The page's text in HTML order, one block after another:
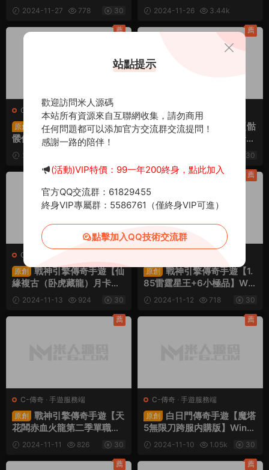
Win一鍵服務端+安卓蘋果雙
端+GM授權物品後台+視頻
架設教程
2024-11-27 778 30
務端+PC安卓蘋果三端+視
頻架設教程
2024-11-26
3.44k
C-傳奇 · 手遊服務端
原創
戰神引擎傳奇手遊【骷
髅傳說單職業第二季十大陸
[白豬3]】Win一鍵服務端
+安卓蘋果雙端+GM授權後
台+視頻架設教程
2024-11-15
薦
C-傳奇· 手遊服務端
原創 戰神引擎傳奇手遊【骷
髅傳說單職業七大陸[白豬
3]】Win一鍵服務端+安卓蘋
果雙端+GM授權後台+視頻
架設教程
30
薦
C-傳奇
原創
戰神引擎傳奇手遊【仙
緣複古（卧虎藏龍）月卡版
白豬3免授權】Win一鍵服務
端+安卓蘋果雙端+GM授權
後台+視頻架設教程
2024-11-13 924 30
薦
原創
戰神引擎傳奇手遊【1.
85雷霆星王+6小極品】Win
一鍵服務端+安卓蘋果雙端+
GM授權後台+視頻架設教程
2024-11-12 718 30
薦
C-傳奇 · 手遊服務端
原創
戰神引擎傳奇手遊【天
花闆赤血火龍第二季單職業
免授權版】Win一鍵服務端
+安卓蘋果雙端+GM授權後
台+客戶端授權源碼+視頻架
2024-11-11 826 30
薦
C-傳奇 · 手遊服務端
原創
白日門傳奇手遊【魔塔
5無限刀跨服内購版】Win一
鍵服務端+安卓+運營後台+
GM授權後台+視頻架設教程
2024-11-10 1.05k 30
薦
薦 薦
站點提示
歡迎訪問米人源碼
本站所有資源來自互聯網收集，請勿商用
任何問題都可以添加官方交流群交流提問！
感謝一路的陪伴！
(活動)VIP特價：99一年200終身，點此加入
官方QQ交流群：61829455
終身VIP專屬群：5586761（僅終身VIP可進）
點擊加入QQ技術交流群